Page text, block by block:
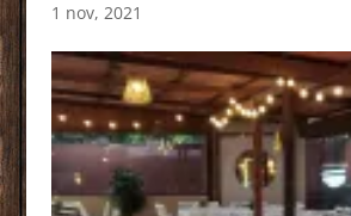
1 nov, 2021